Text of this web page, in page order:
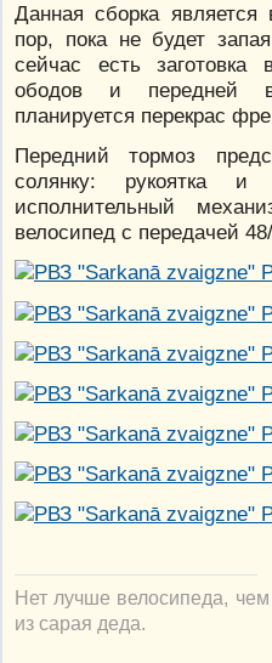
Данная сборка
пор, пока не будет
сейчас есть
ободов и передней
планируется перекрас
Передний тормоз
солянку: рукоятка и
исполнительный
велосипед с передачей
Нет лучше велосипеда, чем
из сарая деда.